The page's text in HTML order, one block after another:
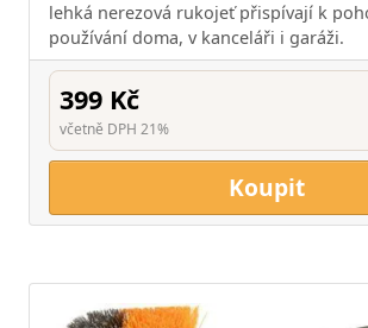
lehká nerezová rukojeť přispívají k
používání doma, v kanceláři i garáži.
399 Kč
včetně DPH 21%
Koupit